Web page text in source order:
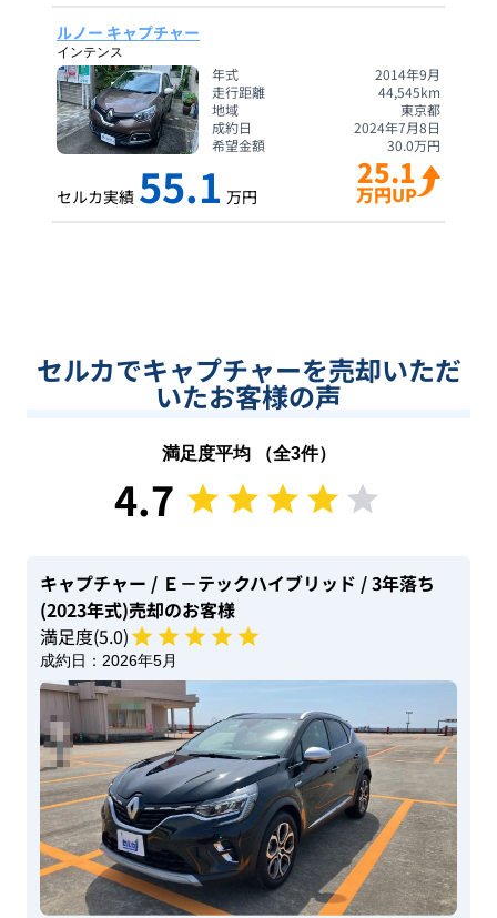
ルノー キャプチャー
インテンス
年式
2014年9月
走行距離
44,545km
地域
東京都
成約日
2024年7月8日
希望金額
30.0万円
セルカ実績 55.1 万円
25.1
万円UP
セルカでキャプチャーを売却いただ
いたお客様の声
満足度平均 （全3件）
4.7
キャプチャー / Ｅ－テックハイブリッド / 3年落ち
(2023年式)売却のお客様
満足度(5.0)
成約日： 2026年5月